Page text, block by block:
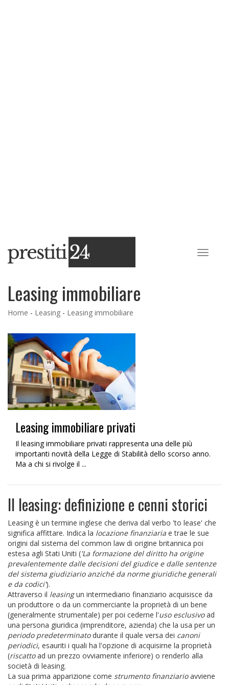
Leasing immobiliare
Home - Leasing - Leasing immobiliare
Leasing immobiliare privati
Il leasing immobiliare privati rappresenta una delle più
importanti novità della Legge di Stabilità dello scorso anno.
Ma a chi si rivolge il ...
Il leasing: definizione e cenni storici
Leasing è un termine inglese che deriva dal verbo 'to lease' che
significa affittare. Indica la locazione finanziaria e trae le sue
origini dal sistema del common law di origine britannica poi
estesa agli Stati Uniti ('La formazione del diritto ha origine
prevalentemente dalle decisioni del giudice e dalle sentenze
del sistema giudiziario anziché da norme giuridiche generali
e da codici').
Attraverso il leasingun intermediario finanziario acquisisce da
un produttore o da un commerciante la proprietà di un bene
(generalmente strumentale) per poi cederne l'uso esclusivoad
una persona giuridica (imprenditore, azienda) che la usa per un
periodo predeterminatodurante il quale versa dei canoni
periodici, esauriti i quali ha l'opzione di acquisirne la proprietà
(riscattoad un prezzo ovviamente inferiore) o renderlo alla
società di leasing.
La sua prima apparizione come strumento finanziarioavviene